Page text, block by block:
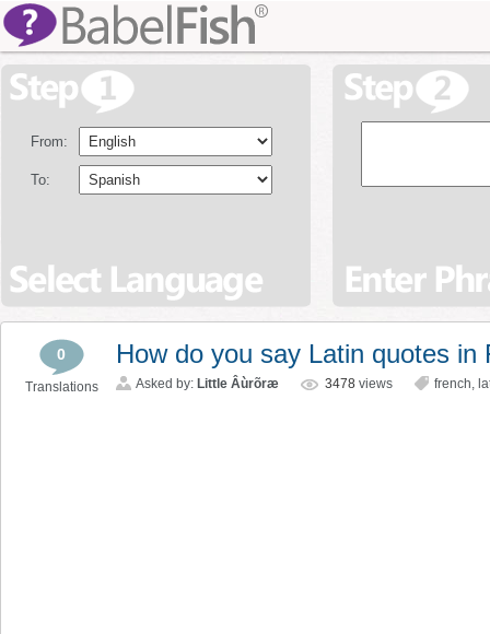
From:
To:
0
Translations
How do you say Latin quotes in
Asked by: Little Âùrõræ 3478 views french,